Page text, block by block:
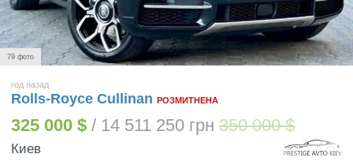
79 фото
год назад
Rolls-Royce Cullinan РОЗМИТНЕНА
325 000 $ / 14 511 250 грн 350 000 $
Киев